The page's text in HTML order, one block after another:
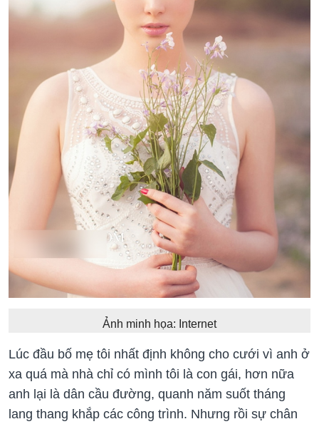
Ảnh minh họa: Internet
Lúc đầu bố mẹ tôi nhất định không cho cưới vì anh ở
xa quá mà nhà chỉ có mình tôi là con gái, hơn nữa
anh lại là dân cầu đường, quanh năm suốt tháng
lang thang khắp các công trình. Nhưng rồi sự chân